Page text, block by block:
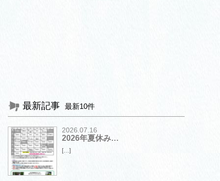
最新記事 最新10件
2026.07.16
2026年夏休み…
[…]